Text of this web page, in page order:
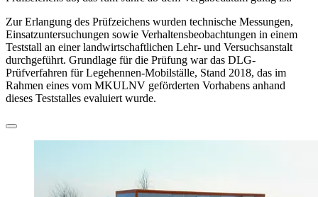
Zur Erlangung des Prüfzeichens wurden technische Messungen,
Einsatzuntersuchungen sowie Verhaltensbeobachtungen in einem
Teststall an einer landwirtschaftlichen Lehr- und Versuchsanstalt
durchgeführt. Grundlage für die Prüfung war das DLG-
Prüfverfahren für Legehennen-Mobilställe, Stand 2018, das im
Rahmen eines vom MKULNV geförderten Vorhabens anhand
dieses Teststalles evaluiert wurde.